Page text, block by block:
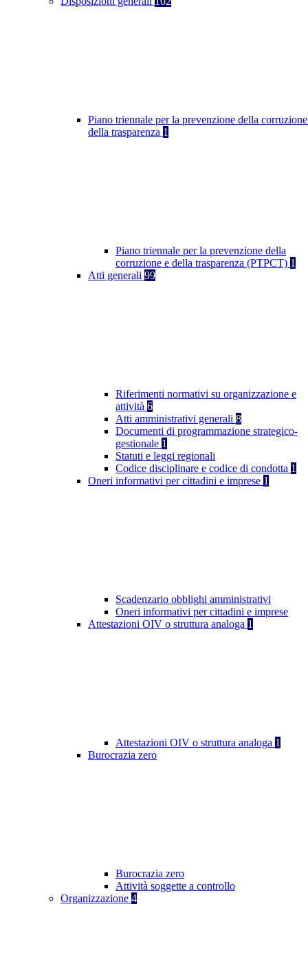
Piano triennale per la prevenzione della
della trasparenza 1
Piano triennale per la prevenzione della
corruzione e della trasparenza (PTPCT) 1
Atti generali 99
Riferimenti normativi su organizzazione e
attività 6
Atti amministrativi generali 8
Documenti di programmazione strategico-
gestionale 1
Statuti e leggi regionali
Codice disciplinare e codice di condotta 1
Oneri informativi per cittadini e imprese 1
Scadenzario obblighi amministrativi
Oneri informativi per cittadini e imprese
Attestazioni OIV o struttura analoga 1
Attestazioni OIV o struttura analoga 1
Burocrazia zero
Burocrazia zero
Attività soggette a controllo
Organizzazione 4